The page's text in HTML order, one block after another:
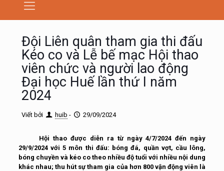
Đội Liên quân tham gia thi đấu
Kéo co và Lễ bế mạc Hội thao
viên chức và người lao động
Đại học Huế lần thứ I năm
2024
Viết bởi huib - 29/09/2024
Hội thao được diễn ra từ ngày 4/7/2024 đến ngày
29/9/2024 với 5 môn thi đấu: bóng đá, quần vợt, cầu lông,
bóng chuyền và kéo co theo nhiều độ tuổi với nhiều nội dung
khác nhau; thu hút sự tham gia của hơn 800 vận động viên là